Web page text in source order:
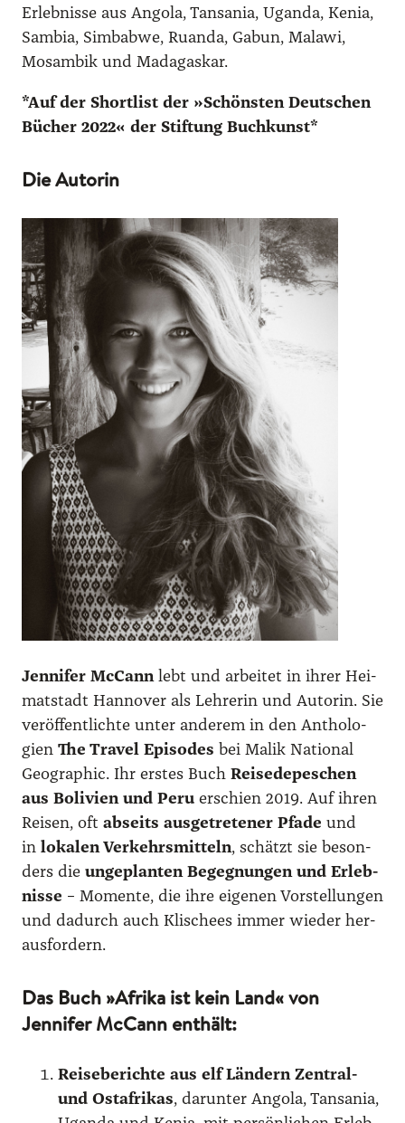
Erleb­nis­se aus Ango­la, Tan­sa­nia, Ugan­da, Kenia,
Sam­bia, Sim­bab­we, Ruan­da, Gabun, Mala­wi,
Mosam­bik und Mada­gas­kar.
*Auf der Short­list der »Schöns­ten Deut­schen
Bücher 2022« der Stif­tung Buch­kunst*
Die Autorin
Jen­ni­fer McCannlebt und arbei­tet in ihrer Hei­
mat­stadt Han­no­ver als Leh­re­rin und Autorin. Sie
ver­öf­fent­lich­te unter ande­rem in den Antho­lo­
gien The Tra­vel Epi­so­des bei Malik Natio­nal
Geo­gra­phic. Ihr ers­tes Buch Rei­se­de­pe­schen
aus Boli­vi­en und Peru erschien 2019. Auf ihren
Rei­sen, oft abseits aus­ge­tre­te­ner Pfa­de und
in loka­len Ver­kehrs­mit­teln, schätzt sie beson­
ders die unge­plan­ten Begeg­nun­gen und Erleb­
nis­se – Momen­te, die ihre eige­nen Vor­stel­lun­gen
und dadurch auch Kli­schees immer wie­der her­
aus­for­dern.
Das Buch »Afrika ist kein Land« von
Jennifer McCann enthält:
Rei­se­be­rich­te aus elf Län­dern Zen­tral-
und Ost­afri­kas, dar­un­ter Ango­la, Tan­sa­nia,